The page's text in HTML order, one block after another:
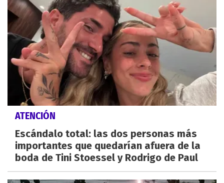
ATENCIÓN
Escándalo total: las dos personas más
importantes que quedarían afuera de la
boda de Tini Stoessel y Rodrigo de Paul